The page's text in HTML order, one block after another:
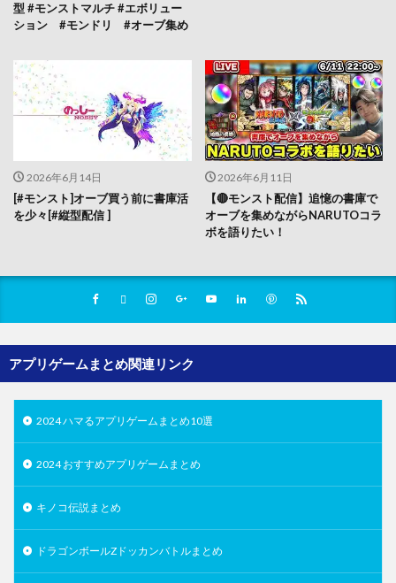
型 #モンストマルチ #エボリュー
ション #モンドリ #オーブ集め
2026年6月14日
[#モンスト]オーブ買う前に書庫活
を少々[#縦型配信 ]
2026年6月11日
【🔴モンスト配信】追憶の書庫で
オーブを集めながらNARUTOコラ
ボを語りたい！
アプリゲームまとめ関連リンク
2024 ハマるアプリゲームまとめ10選
2024 おすすめアプリゲームまとめ
キノコ伝説まとめ
ドラゴンボールZドッカンバトルまとめ